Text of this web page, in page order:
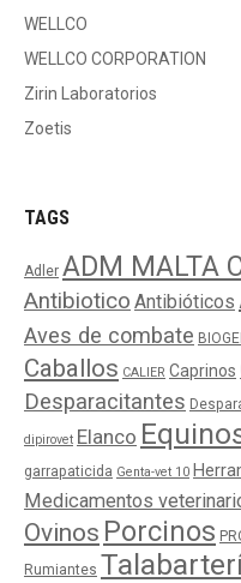
WELLCO
WELLCO CORPORATION
Zirin Laboratorios
Zoetis
TAGS
Adler ADM MALTA
Antibiotico Antibióticos
Aves de combate
Caballos CALIER Caprinos
Desparacitantes
dipirovet Elanco
garrapaticida Genta-vet 10
Medicamentos
Ovinos Porcinos
Rumiantes